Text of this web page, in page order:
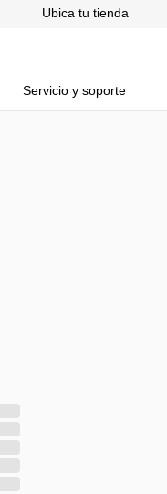
Ubica tu tienda
Servicio y soporte